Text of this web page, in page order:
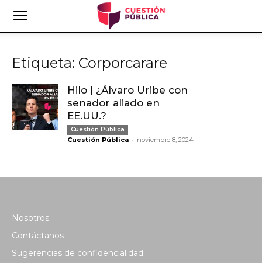
Etiqueta: Corporcarare
Hilo | ¿Álvaro Uribe con
senador aliado en
EE.UU.?
Cuestión Pública
Cuestión Pública - noviembre 8, 2024
Nosotros
Contáctanos
Sugerencias de confidencialidad